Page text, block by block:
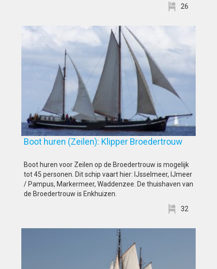
26
Boot huren (Zeilen): Klipper Broedertrouw
Boot huren voor Zeilen op de Broedertrouw is mogelijk
tot 45 personen. Dit schip vaart hier: IJsselmeer, IJmeer
/ Pampus, Markermeer, Waddenzee. De thuishaven van
de Broedertrouw is Enkhuizen.
32